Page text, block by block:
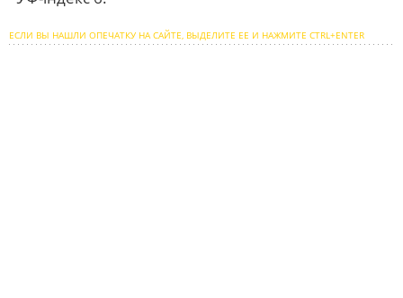
ЕСЛИ ВЫ НАШЛИ ОПЕЧАТКУ НА САЙТЕ, ВЫДЕЛИТЕ ЕЕ И НАЖМИТЕ CTRL+ENTER